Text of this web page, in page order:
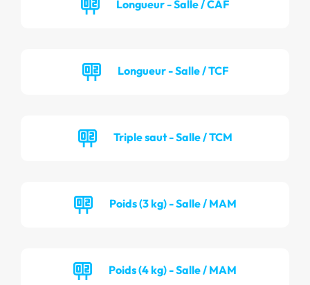
Longueur - Salle / CAF
Longueur - Salle / TCF
Triple saut - Salle / TCM
Poids (3 kg) - Salle / MAM
Poids (4 kg) - Salle / MAM